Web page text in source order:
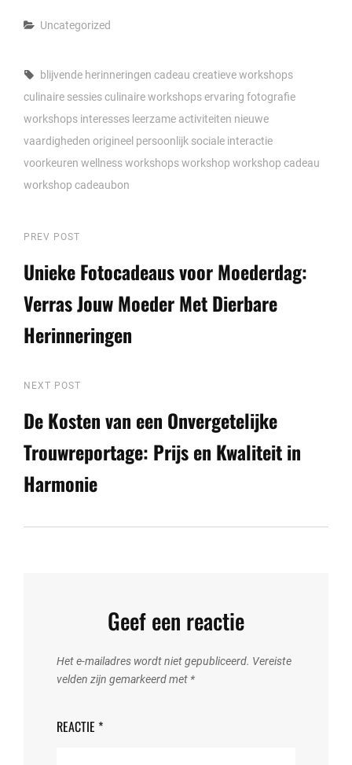
Categories
Uncategorized
Tags,
blijvende herinneringen cadeau creatieve workshops
culinaire sessiesculinaire workshopservaring fotografie
workshops interesses leerzame activiteiten nieuwe
vaardigheden origineel persoonlijk sociale interactie
voorkeuren wellness workshopsworkshop workshop cadeau
workshop cadeaubon
Berichtnavigatie
Previous
Post
PREV POST
Unieke Fotocadeaus voor Moederdag:
Verras Jouw Moeder Met Dierbare
Herinneringen
Next
Post
NEXT POST
De Kosten van een Onvergetelijke
Trouwreportage: Prijs en Kwaliteit in
Harmonie
Geef een reactie
Het e-mailadres wordt niet gepubliceerd. Vereiste
velden zijn gemarkeerd met *
REACTIE *